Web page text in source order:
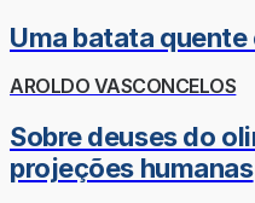
Uma batata quente
AROLDO VASCONCELOS
Sobre deuses do
projeções humanas